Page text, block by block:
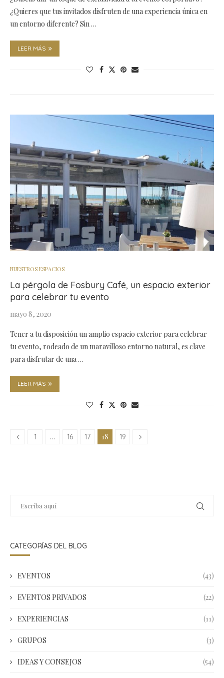
¿Quieres que tus invitados disfruten de una experiencia única en
un entorno diferente? Sin …
LEER MÁS
NUESTROS ESPACIOS
La pérgola de Fosbury Café, un espacio exterior
para celebrar tu evento
mayo 8, 2020
Tener a tu disposición un amplio espacio exterior para celebrar
tu evento, rodeado de un maravilloso entorno natural, es clave
para disfrutar de una …
LEER MÁS
1 … 16 17 18 19
CATEGORÍAS DEL BLOG
EVENTOS (43)
EVENTOS PRIVADOS (22)
EXPERIENCIAS (11)
GRUPOS (3)
IDEAS Y CONSEJOS (54)